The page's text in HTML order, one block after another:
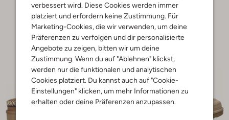
verbessert wird. Diese Cookies werden immer
platziert und erfordern keine Zustimmung. Für
Marketing-Cookies, die wir verwenden, um deine
Präferenzen zu verfolgen und dir personalisierte
Angebote zu zeigen, bitten wir um deine
Zustimmung. Wenn du auf "Ablehnen" klickst,
werden nur die funktionalen und analytischen
Cookies platziert. Du kannst auch auf "Cookie-
Einstellungen" klicken, um mehr Informationen zu
erhalten oder deine Präferenzen anzupassen.